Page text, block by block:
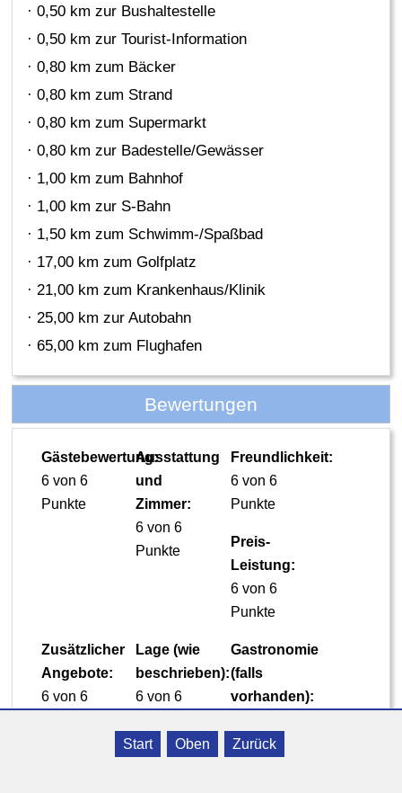
· 0,50 km zur Bushaltestelle
· 0,50 km zur Tourist-Information
· 0,80 km zum Bäcker
· 0,80 km zum Strand
· 0,80 km zum Supermarkt
· 0,80 km zur Badestelle/Gewässer
· 1,00 km zum Bahnhof
· 1,00 km zur S-Bahn
· 1,50 km zum Schwimm-/Spaßbad
· 17,00 km zum Golfplatz
· 21,00 km zum Krankenhaus/Klinik
· 25,00 km zur Autobahn
· 65,00 km zum Flughafen
Bewertungen
Gästebewertung:
6 von 6
Punkte
Ausstattung
und
Zimmer:
6 von 6
Punkte
Freundlichkeit:
6 von 6
Punkte
Preis-
Leistung:
6 von 6
Punkte
Zusätzlicher
Angebote:
6 von 6
Lage (wie
beschrieben):
6 von 6
Gastronomie
(falls
vorhanden):
Punkte
Start Oben Zurück